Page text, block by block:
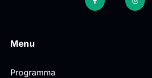
Menu
Programma